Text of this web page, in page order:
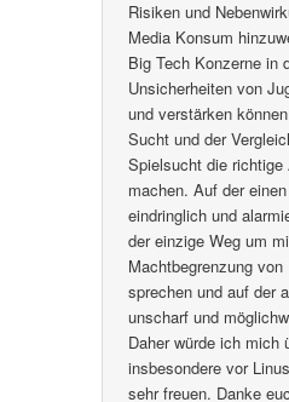
Risiken und
Media Konsum
Big Tech Konzerne in
Unsicherheiten von
und verstärken
Sucht und der
Spielsucht die
machen. Auf der
eindringlich und
der einzige Weg um
Machtbegrenzung
sprechen und auf der
unscharf und
Daher würde ich mich
insbesondere vor
sehr freuen. Danke